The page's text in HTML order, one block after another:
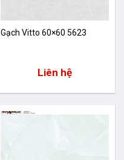
Gạch Vitto 60×60 5623
Liên hệ